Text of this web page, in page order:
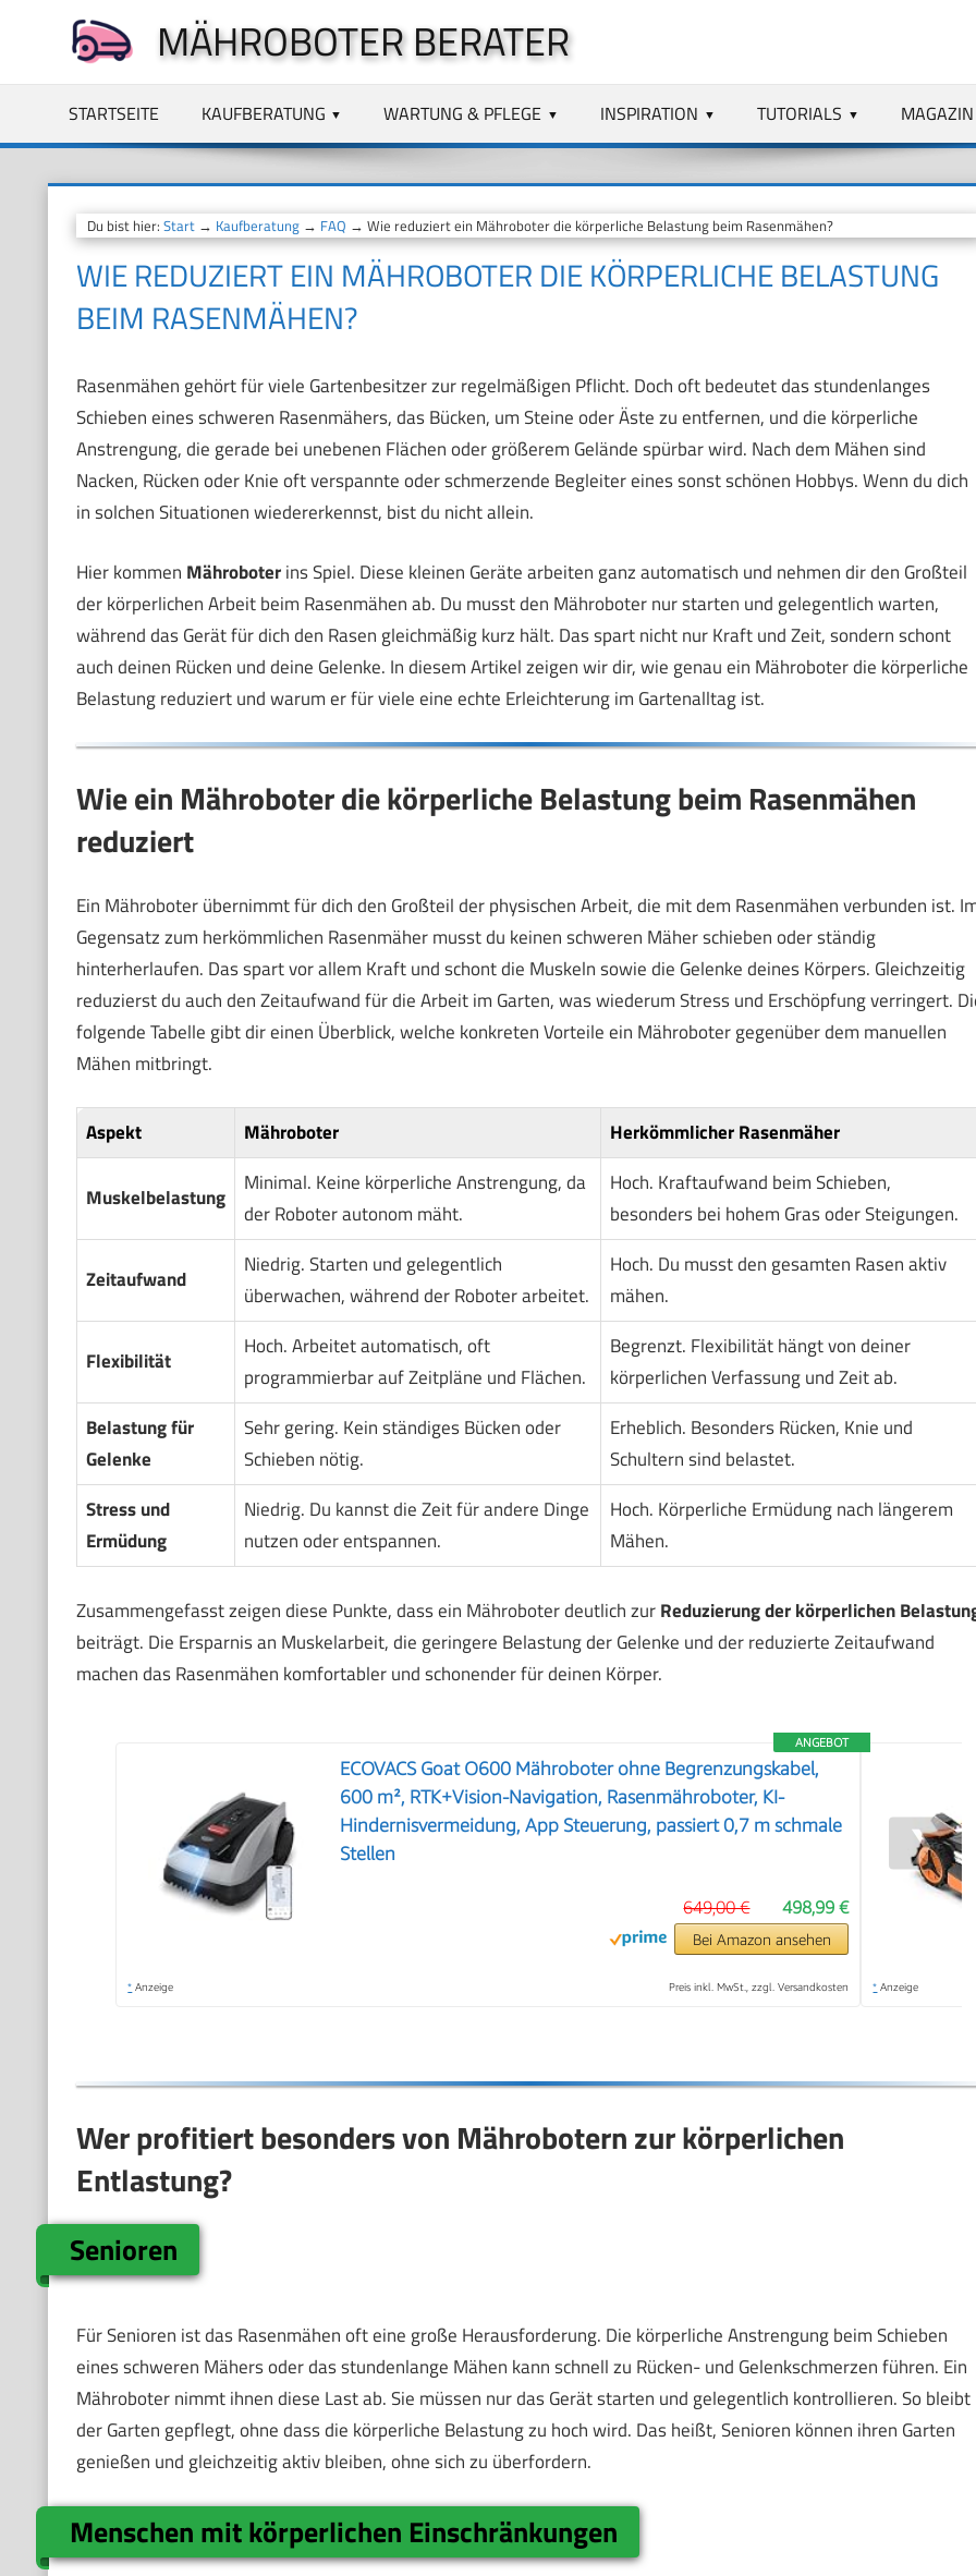
springen
MÄHROBOTER BERATER
STARTSEITE KAUFBERATUNG WARTUNG & PFLEGE INSPIRATION TUTORIALS MAGAZIN
Du bist hier: Start→ Kaufberatung→ FAQ → Wie reduziert ein Mähroboter die körperliche Belastung beim Rasenmähen?
WIE REDUZIERT EIN MÄHROBOTER DIE KÖRPERLICHE BELASTUNG
BEIM RASENMÄHEN?
Rasenmähen gehört für viele Gartenbesitzer zur regelmäßigen Pflicht. Doch oft bedeutet das stundenlanges
Schieben eines schweren Rasenmähers, das Bücken, um Steine oder Äste zu entfernen, und die körperliche
Anstrengung, die gerade bei unebenen Flächen oder größerem Gelände spürbar wird. Nach dem Mähen sind
Nacken, Rücken oder Knie oft verspannte oder schmerzende Begleiter eines sonst schönen Hobbys. Wenn du dich
in solchen Situationen wiedererkennst, bist du nicht allein.
Hier kommen Mähroboterins Spiel. Diese kleinen Geräte arbeiten ganz automatisch und nehmen dir den Großteil
der körperlichen Arbeit beim Rasenmähen ab. Du musst den Mähroboter nur starten und gelegentlich warten,
während das Gerät für dich den Rasen gleichmäßig kurz hält. Das spart nicht nur Kraft und Zeit, sondern schont
auch deinen Rücken und deine Gelenke. In diesem Artikel zeigen wir dir, wie genau ein Mähroboter die körperliche
Belastung reduziert und warum er für viele eine echte Erleichterung im Gartenalltag ist.
Wie ein Mähroboter die körperliche Belastung beim Rasenmähen
reduziert
Ein Mähroboter übernimmt für dich den Großteil der physischen Arbeit, die mit dem Rasenmähen verbunden ist.
Gegensatz zum herkömmlichen Rasenmäher musst du keinen schweren Mäher schieben oder ständig
hinterherlaufen. Das spart vor allem Kraft und schont die Muskeln sowie die Gelenke deines Körpers. Gleichzeitig
reduzierst du auch den Zeitaufwand für die Arbeit im Garten, was wiederum Stress und Erschöpfung verringert.
folgende Tabelle gibt dir einen Überblick, welche konkreten Vorteile ein Mähroboter gegenüber dem manuellen
Mähen mitbringt.
Aspekt Mähroboter Herkömmlicher Rasenmäher
Muskelbelastung
Minimal. Keine körperliche Anstrengung, da
der Roboter autonom mäht.
Hoch. Kraftaufwand beim Schieben,
besonders bei hohem Gras oder Steigungen.
Zeitaufwand
Niedrig. Starten und gelegentlich
überwachen, während der Roboter arbeitet.
Hoch. Du musst den gesamten Rasen aktiv
mähen.
Flexibilität
Hoch. Arbeitet automatisch, oft
programmierbar auf Zeitpläne und Flächen.
Begrenzt. Flexibilität hängt von deiner
körperlichen Verfassung und Zeit ab.
Belastung für
Gelenke
Sehr gering. Kein ständiges Bücken oder
Schieben nötig.
Erheblich. Besonders Rücken, Knie und
Schultern sind belastet.
Stress und
Ermüdung
Niedrig. Du kannst die Zeit für andere Dinge
nutzen oder entspannen.
Hoch. Körperliche Ermüdung nach längerem
Mähen.
Zusammengefasst zeigen diese Punkte, dass ein Mähroboter deutlich zurReduzierung der körperlichen
beiträgt. Die Ersparnis an Muskelarbeit, die geringere Belastung der Gelenke und der reduzierte Zeitaufwand
machen das Rasenmähen komfortabler und schonender für deinen Körper.
ANGEBOT
ECOVACS Goat O600 Mähroboter ohne Begrenzungskabel,
600 m², RTK+Vision-Navigation, Rasenmähroboter, KI-
Hindernisvermeidung, App Steuerung, passiert 0,7 m schmale
Stellen
498,99 €
649,00 €
Bei Amazon ansehen
* Anzeige Preis inkl. MwSt., zzgl. Versandkosten * Anzeige
❯
Wer profitiert besonders von Mährobotern zur körperlichen
Entlastung?
Senioren
Für Senioren ist das Rasenmähen oft eine große Herausforderung. Die körperliche Anstrengung beim Schieben
eines schweren Mähers oder das stundenlange Mähen kann schnell zu Rücken- und Gelenkschmerzen führen. Ein
Mähroboter nimmt ihnen diese Last ab. Sie müssen nur das Gerät starten und gelegentlich kontrollieren. So bleibt
der Garten gepflegt, ohne dass die körperliche Belastung zu hoch wird. Das heißt, Senioren können ihren Garten
genießen und gleichzeitig aktiv bleiben, ohne sich zu überfordern.
Menschen mit körperlichen Einschränkungen